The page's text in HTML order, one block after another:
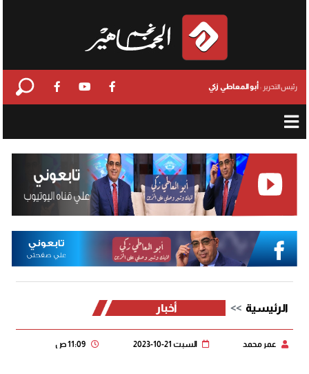
رئيس التحرير : أبو المعاطي زكي
الرئيسية أخبار
عمر محمد السبت 21-10-2023 11:09 ص